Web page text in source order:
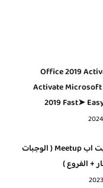
Office 2019
Activate
2019 Fast➤
منيو ميت اب Meetup ( الوجبات
+ الفروع )